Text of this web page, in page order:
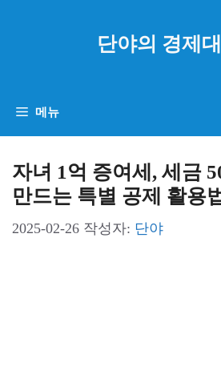
기
단야의 경제
메뉴
자녀 1억 증여세, 세금
만드는 특별 공제 활용
2025-02-26 작성자: 단야